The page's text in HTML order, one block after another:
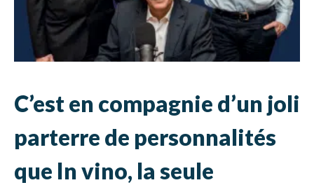
C’est en compagnie d’un joli
parterre de personnalités
que In vino, la seule